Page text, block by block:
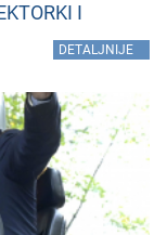
I
DETALJNIJE